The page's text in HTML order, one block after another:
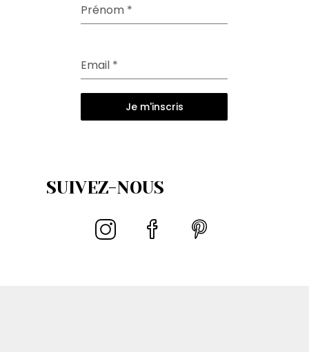
Prénom *
Email *
Je m'inscris
SUIVEZ-NOUS